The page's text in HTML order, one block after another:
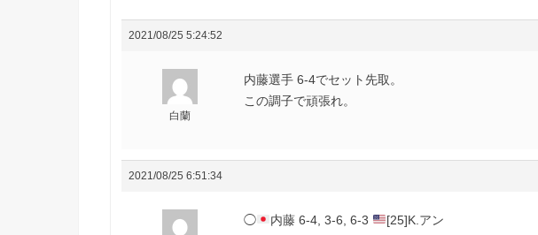
2021/08/25 5:24:52
白蘭
内藤選手 6-4でセット先取。
この調子で頑張れ。
2021/08/25 6:51:34
◯ 内藤 6-4, 3-6, 6-3 [25]K.アン